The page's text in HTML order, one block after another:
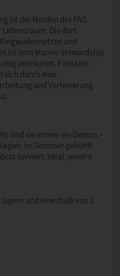
ist der Norden des FAO
Lebensraum. Die dort
und
ist vom Marine Stewardship
anerkannt. Fontaine
sich durch eine
und Verfeinerung
sind sie immer ein Genuss –
im Sommer gekühlt
serviert. Ideal, wenn’s
und innerhalb von 2